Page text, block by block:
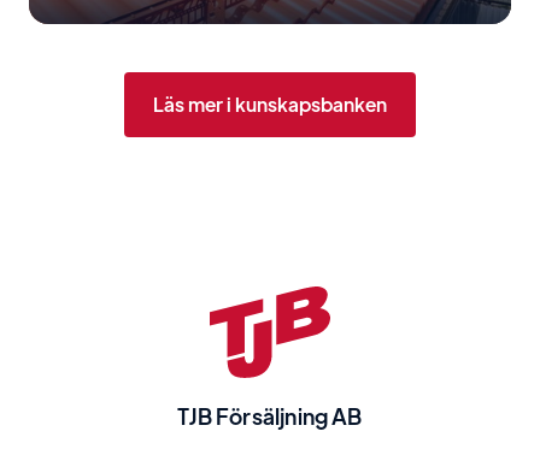
Läs mer i kunskapsbanken
TJB Försäljning AB